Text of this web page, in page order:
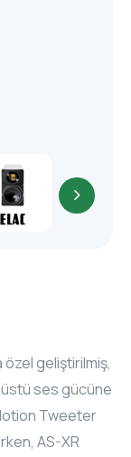
özel geliştirilmiş,
ses gücüne
Tweeter
AS-XR